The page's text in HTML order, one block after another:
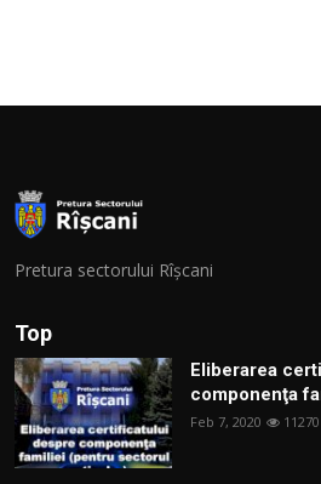
Pretura sectorului Rîșcani
Top
Eliberarea
componenţa
Feb 7, 2020 11270